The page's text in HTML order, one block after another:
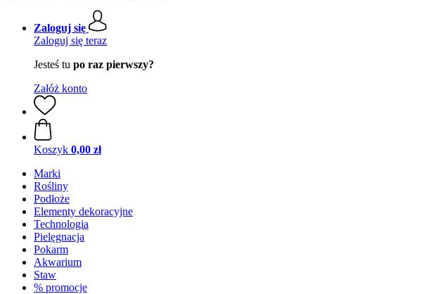
Zaloguj się
Zaloguj się teraz
Jesteś tu po raz pierwszy?
Załóż konto
Koszyk 0,00 zł
Marki
Rośliny
Podłoże
Elementy dekoracyjne
Technologia
Pielęgnacja
Pokarm
Akwarium
Staw
% promocje